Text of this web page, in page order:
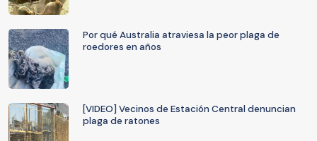
Por qué Australia atraviesa la peor plaga de
roedores en años
[VIDEO] Vecinos de Estación Central denuncian
plaga de ratones